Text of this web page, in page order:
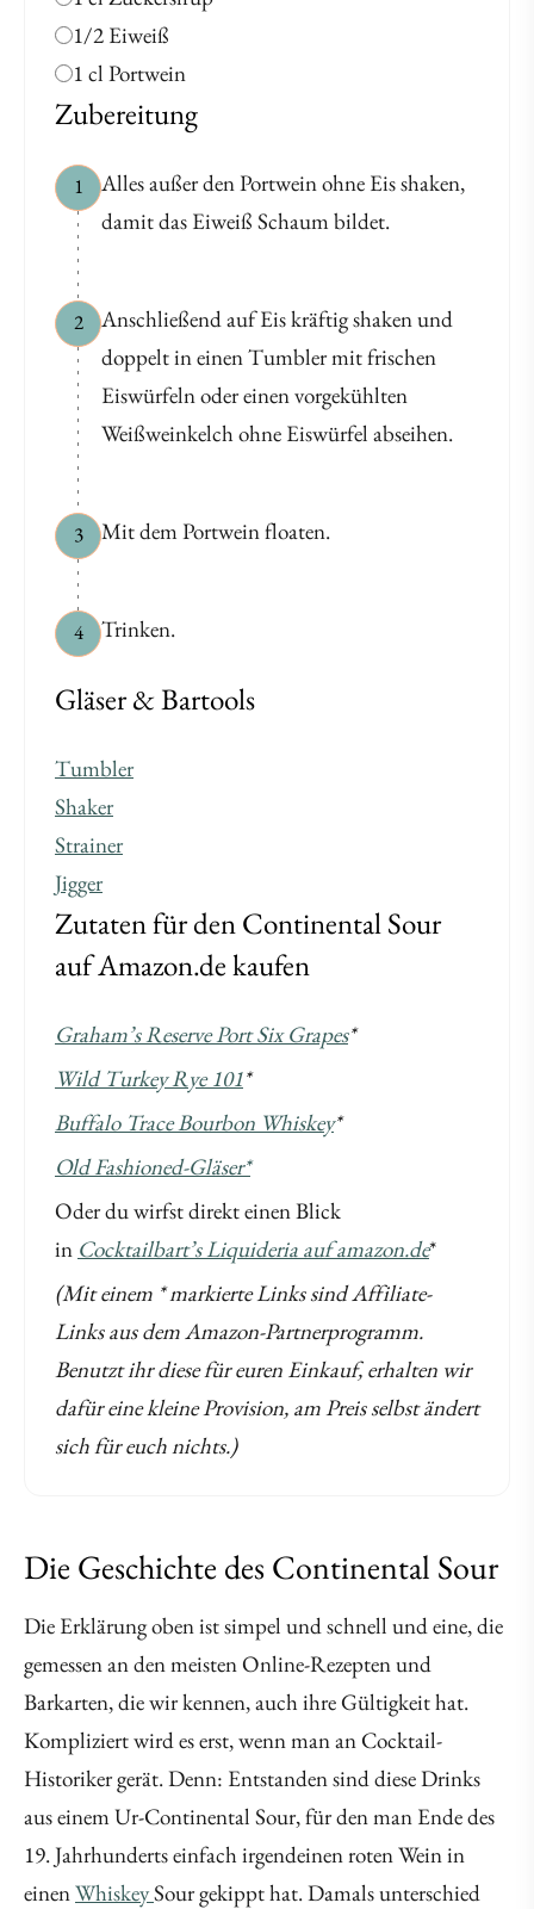
1/2 Eiweiß
1 cl Portwein
Zubereitung
1
Alles außer den Portwein ohne Eis shaken,
damit das Eiweiß Schaum bildet.
2
Anschließend auf Eis kräftig shaken und
doppelt in einen Tumbler mit frischen
Eiswürfeln oder einen vorgekühlten
Weißweinkelch ohne Eiswürfel abseihen.
3 Mit dem Portwein floaten.
4 Trinken.
Gläser & Bartools
Tumbler
Shaker
Strainer
Jigger
Zutaten für den Continental Sour
auf Amazon.de kaufen
Graham’s Reserve Port Six Grapes*
Wild Turkey Rye 101*
Buffalo Trace Bourbon Whiskey*
Old Fashioned-Gläser*
Oder du wirfst direkt einen Blick
in Cocktailbart’s Liquideria auf amazon.de*
(Mit einem * markierte Links sind Affiliate-
Links aus dem Amazon-Partnerprogramm.
Benutzt ihr diese für euren Einkauf, erhalten wir
dafür eine kleine Provision, am Preis selbst ändert
sich für euch nichts.)
Die Geschichte des Continental Sour
Die Erklärung oben ist simpel und schnell und eine, die
gemessen an den meisten Online-Rezepten und
Barkarten, die wir kennen, auch ihre Gültigkeit hat.
Kompliziert wird es erst, wenn man an Cocktail-
Historiker gerät. Denn: Entstanden sind diese Drinks
aus einem Ur-Continental Sour, für den man Ende des
19. Jahrhunderts einfach irgendeinen roten Wein in
einenWhiskeySour gekippt hat. Damals unterschied